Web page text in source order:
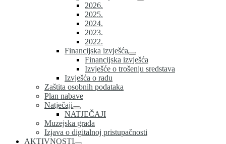
2026.
2025.
2024.
2023.
2022.
Financijska izvješća
Financijska izvješća
Izvješće o trošenju sredstava
Izvješća o radu
Zaštita osobnih podataka
Plan nabave
Natječaji
NATJEČAJI
Muzejska građa
Izjava o digitalnoj pristupačnosti
AKTIVNOSTI